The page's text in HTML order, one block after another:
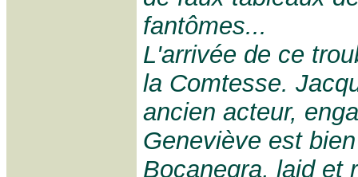
fantômes...
L'arrivée de ce
la Comtesse.
ancien acteur,
Geneviève est
Bocanegra, laid et